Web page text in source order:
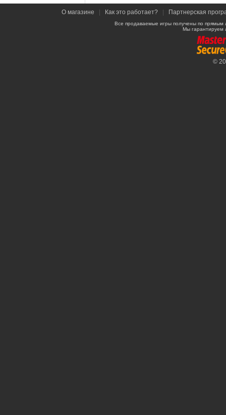
О магазине Как это работает? Партнерская
Все продаваемые игры получены по
Мы гарантируем
©